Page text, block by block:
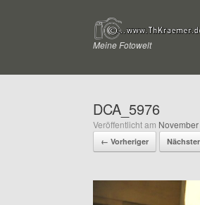
Meine Fotowelt
DCA_5976
Veröffentlicht am
← Vorheriger